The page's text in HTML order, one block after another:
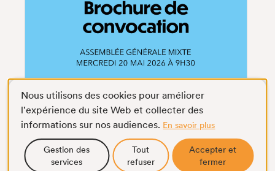
Nous utilisons des cookies pour améliorer
l'expérience du site Web et collecter des
informations sur nos audiences. En savoir plus
Gestion des
services
Tout
refuser
Accepter et
fermer